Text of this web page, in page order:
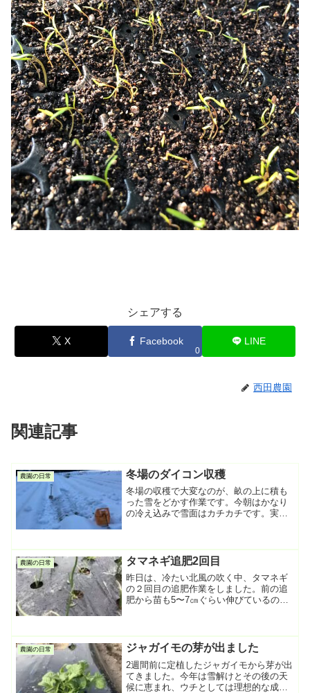
シェアする
X Facebook
0
LINE
西田農園
関連記事
農園の日常 冬場のダイコン収穫
冬場の収穫で大変なのが、畝の上に積も
った雪をどかす作業です。今朝はかなり
の冷え込みで雪面はカチカチです。実は
す。畝の表面には不織布を掛けてあるの
で、ダイコンは凍らずに生...
農園の日常 タマネギ追肥2回目
昨日は、冷たい北風の吹く中、タマネギ
の２回目の追肥作業をしました。前の追
肥から苗も5〜7㎝ぐらい伸びているの
きで施肥をしていたのですが、いい加減
めんどくさくなってきたので...
農園の日常 ジャガイモの芽が出ました
2週間前に定植したジャガイモから芽が出
てきました。今年は雪解けとその後の天
候に恵まれ、ウチとしては理想的な成育